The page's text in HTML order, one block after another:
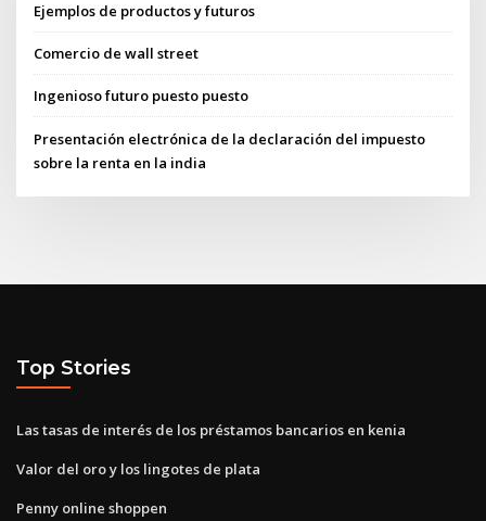
Ejemplos de productos y futuros
Comercio de wall street
Ingenioso futuro puesto puesto
Presentación electrónica de la declaración del impuesto
sobre la renta en la india
Top Stories
Las tasas de interés de los préstamos bancarios en kenia
Valor del oro y los lingotes de plata
Penny online shoppen